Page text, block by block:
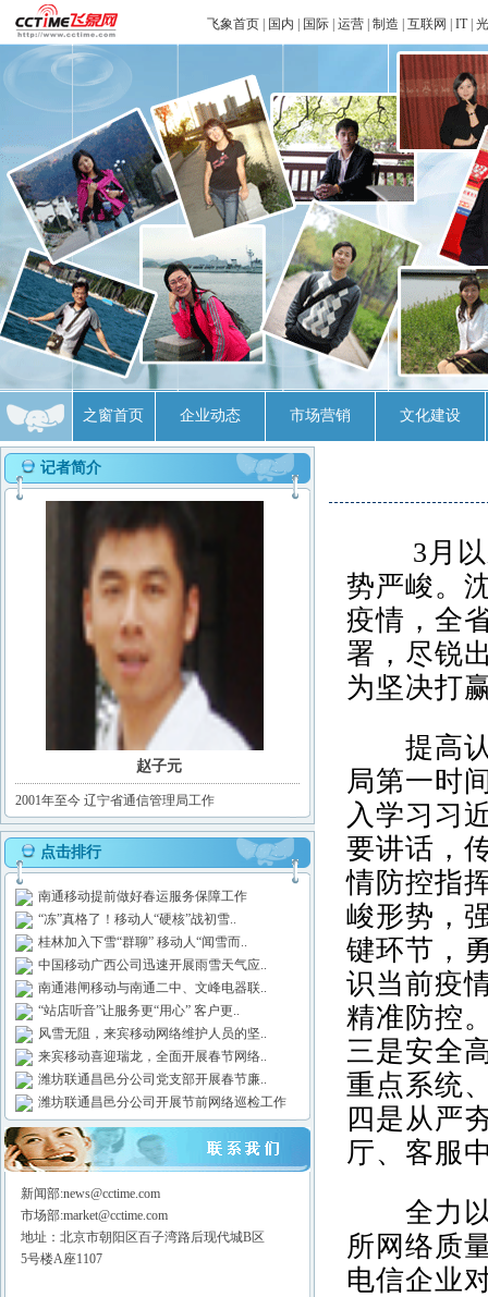
飞象首页 国内 国际 运营 制造 互联网 IT|
之窗首页 企业动态 市场营销 文化建设
记者简介
赵子元
2001年至今 辽宁省通信管理局工作
点击排行
南通移动提前做好春运服务保障工作
“冻”真格了！移动人“硬核”战初雪..
桂林加入下雪“群聊” 移动人“闻雪而..
中国移动广西公司迅速开展雨雪天气应..
南通港闸移动与南通二中、文峰电器联..
“站店听音”让服务更“用心” 客户更..
风雪无阻，来宾移动网络维护人员的坚..
来宾移动喜迎瑞龙，全面开展春节网络..
潍坊联通昌邑分公司党支部开展春节廉..
潍坊联通昌邑分公司开展节前网络巡检工作
新闻部:news@cctime.com
市场部:market@cctime.com
地址：北京市朝阳区百子湾路后现代城B区
5号楼A座1107
3月以
势严峻。
疫情，全
署，尽锐
为坚决打
提高认
局第一时
入学习习
要讲话，
情防控指
峻形势，
键环节，
识当前疫
精准防控
三是安全
重点系统
四是从严
厅、客服
全力以
所网络质
电信企业